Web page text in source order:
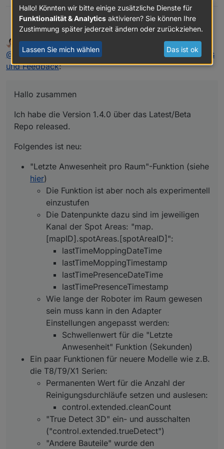
mrbungle64 Hallo zusammen
Ich habe die Version 1.4.0 über das Latest/Beta
Repo released.
Folgendes ist neu:
(siehe
experimentell einzustufen
lastTimePresenceDateTime
Wie lange der Roboter im Raum
gewesen sein muss kann in den
werden:
Schwellenwert für die "Letzte
Anwesenheit" Funktion
(Sekunden)
Ein paar Funktionen für neuere Modelle wie
z.B. die T8/T9/X1 Serien:
Permanenten Wert für die Anzahl der
Reinigungsdurchläufe setzen und
control.extended.cleanCount
"True Detect 3D" ein- und ausschalten
("control.extended.trueDetect")
"Andere Bauteile" wurde den
Verbrauchsmaterialien hinzugefügt:
consumable.unit_care
consumable.unit_care_reset
Die Deebot X1 Serie wurde soweit
berücksichtigt und sollte grundsätzlich
funktionieren
Ein paar kleinere Verbesserungen und
Fehlerbehebungen
Ich freue mich über Feedback :)
Offline
mrbungle64 DEVELOPER schrieb am 16. Mai 2022, 06:38
zuletzt editiert von
@ mrbungle64 said inEcovacs Deebot Adapter - Status
und Feedback:
Hallo zusammen
Ich habe die Version 1.4.0 über das Latest/Beta
Repo released.
Folgendes ist neu:
"Letzte Anwesenheit pro Raum"-Funktion (siehe
hier)
Die Funktion ist aber noch als experimentell
einzustufen
Die Datenpunkte dazu sind im jeweiligen
Kanal der Spot Areas: "map.
[mapID].spotAreas.[spotAreaID]":
lastTimeMoppingDateTime
lastTimeMoppingTimestamp
lastTimePresenceDateTime
lastTimePresenceTimestamp
Wie lange der Roboter im Raum gewesen
sein muss kann in den Adapter
Einstellungen angepasst werden:
Schwellenwert für die "Letzte
Anwesenheit" Funktion (Sekunden)
Ein paar Funktionen für neuere Modelle wie z.B.
die T8/T9/X1 Serien:
Permanenten Wert für die Anzahl der
Reinigungsdurchläufe setzen und auslesen:
control.extended.cleanCount
"True Detect 3D" ein- und ausschalten
("control.extended.trueDetect")
"Andere Bauteile" wurde den
Hallo! Könnten wir bitte einige zusätzliche Dienste für
Funktionalität & Analytics aktivieren? Sie können Ihre
Zustimmung später jederzeit ändern oder zurückziehen.
Lassen Sie mich wählen Das ist ok